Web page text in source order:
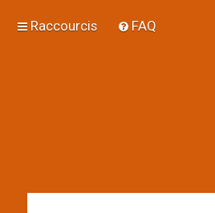
Raccourcis FAQ